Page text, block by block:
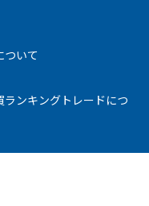
いて
ンキングトレードにつ